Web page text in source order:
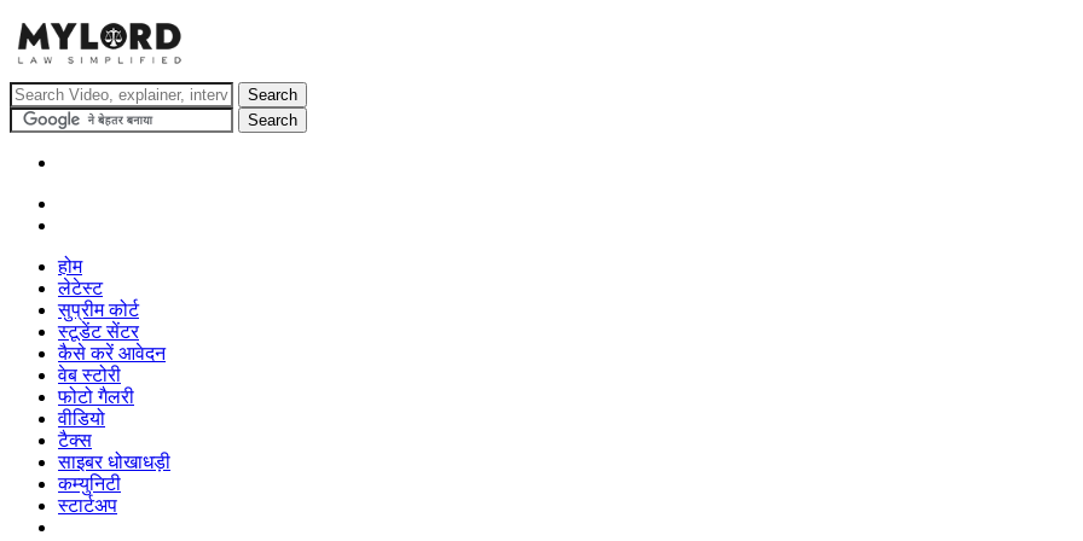
होम
लेटेस्ट
सुप्रीम कोर्ट
स्टूडेंट सेंटर
कैसे करें आवेदन
वेब स्टोरी
फोटो गैलरी
वीडियो
टैक्स
साइबर धोखाधड़ी
कम्युनिटी
स्टार्टअप